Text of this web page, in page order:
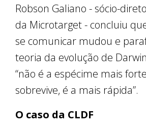
Robson Galiano - sócio-
da Microtarget - concluiu
se comunicar mudou e
teoria da evolução de
“não é a espécime mais
sobrevive, é a mais rápida”.
O caso da CLDF